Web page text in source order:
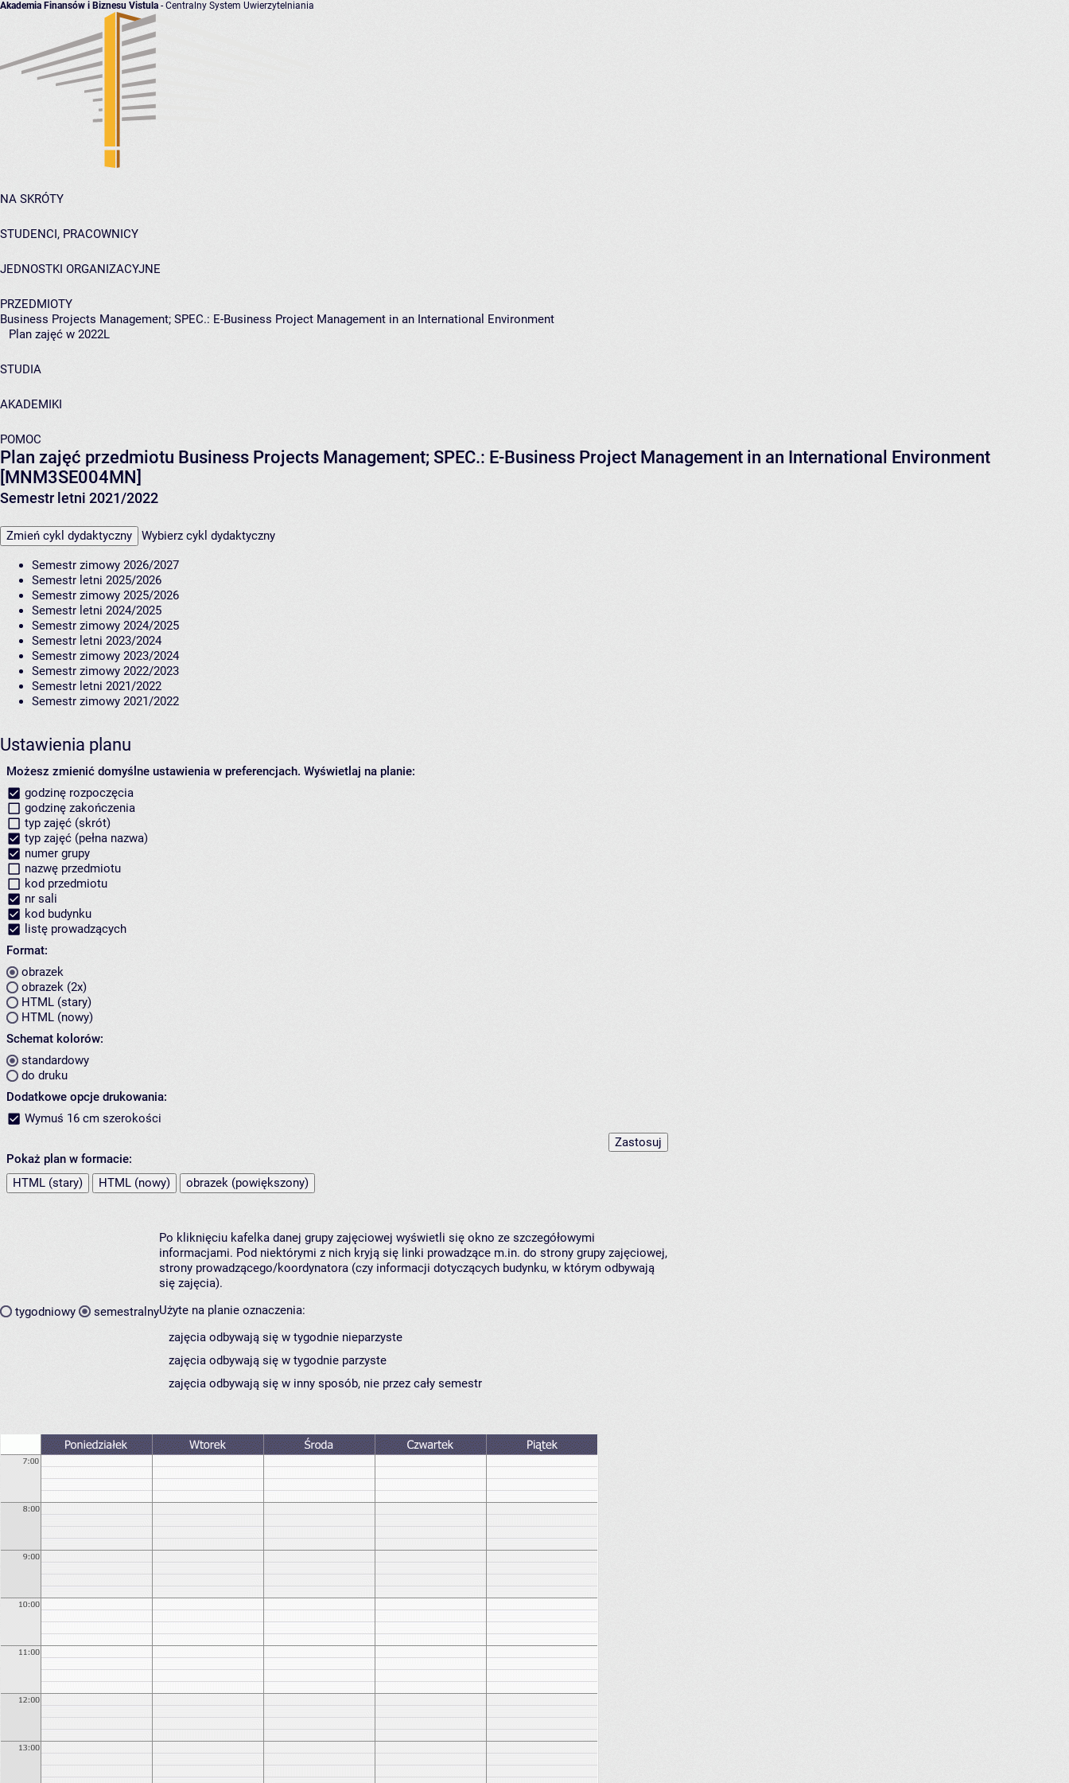
Akademia Finansów i Biznesu Vistula - Centralny System Uwierzytelniania
NA SKRÓTY
STUDENCI, PRACOWNICY
JEDNOSTKI ORGANIZACYJNE
PRZEDMIOTY
Business Projects Management; SPEC.: E-Business Project Management in an International Environment
Plan zajęć w 2022L
STUDIA
AKADEMIKI
POMOC
Plan zajęć przedmiotu Business Projects Management; SPEC.: E-Business Project Management in an International Environment
[MNM3SE004MN]
Semestr letni 2021/2022
Zmień cykl dydaktyczny Wybierz cykl dydaktyczny
Semestr zimowy 2026/2027
Semestr letni 2025/2026
Semestr zimowy 2025/2026
Semestr letni 2024/2025
Semestr zimowy 2024/2025
Semestr letni 2023/2024
Semestr zimowy 2023/2024
Semestr zimowy 2022/2023
Semestr letni 2021/2022
Semestr zimowy 2021/2022
Ustawienia planu
Możesz zmienić domyślne ustawienia w preferencjach. Wyświetlaj na planie:
godzinę rozpoczęcia
godzinę zakończenia
typ zajęć (skrót)
typ zajęć (pełna nazwa)
numer grupy
nazwę przedmiotu
kod przedmiotu
nr sali
kod budynku
listę prowadzących
Format:
obrazek
obrazek (2x)
HTML (stary)
HTML (nowy)
Schemat kolorów:
standardowy
do druku
Dodatkowe opcje drukowania:
Wymuś 16 cm szerokości
Pokaż plan w formacie:
HTML (stary)
HTML (nowy) obrazek (powiększony)
tygodniowy semestralny
Po kliknięciu kafelka danej grupy zajęciowej wyświetli się okno ze szczegółowymi
informacjami. Pod niektórymi z nich kryją się linki prowadzące m.in. do strony grupy zajęciowej,
strony prowadzącego/koordynatora (czy informacji dotyczących budynku, w którym odbywają
się zajęcia).
Użyte na planie oznaczenia:
zajęcia odbywają się w tygodnie nieparzyste
zajęcia odbywają się w tygodnie parzyste
zajęcia odbywają się w inny sposób, nie przez cały semestr